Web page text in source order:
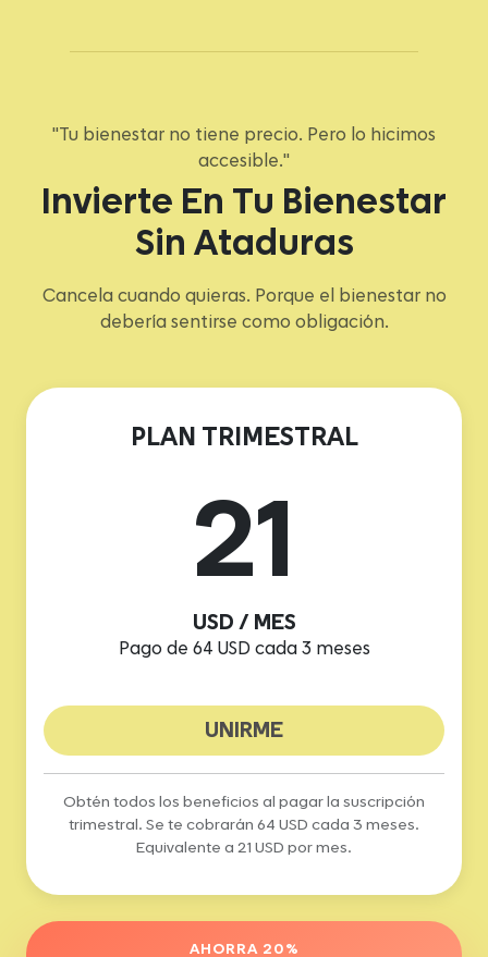
"Tu bienestar no tiene precio. Pero lo hicimos
accesible."
Invierte En Tu Bienestar
Sin Ataduras
Cancela cuando quieras. Porque el bienestar no
debería sentirse como obligación.
PLAN TRIMESTRAL
21
USD / MES
Pago de 64 USD cada 3 meses
UNIRME
Obtén todos los beneficios al pagar la suscripción
trimestral. Se te cobrarán 64 USD cada 3 meses.
Equivalente a 21 USD por mes.
AHORRA 20%